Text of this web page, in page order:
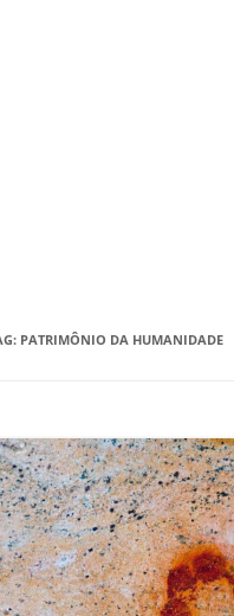
PATRIMÔNIO DA HUMANIDADE